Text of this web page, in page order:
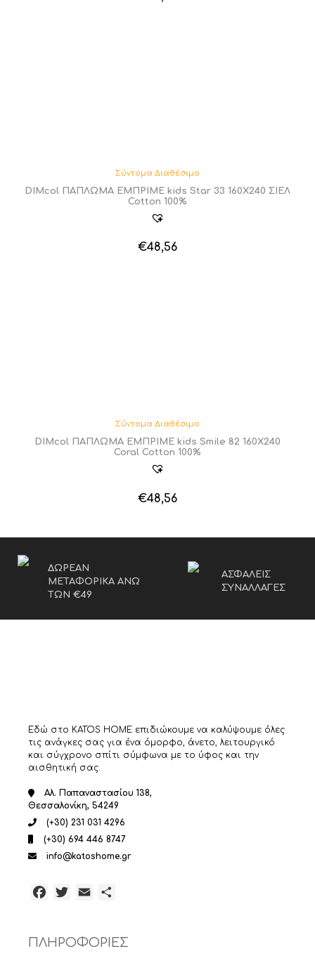
Σύντομα Διαθέσιμο
DIMcol ΠΑΠΛΩΜΑ ΕΜΠΡΙΜΕ kids Star 33 160Χ240 ΣΙΕΛ
Cotton 100%
€48,56
Σύντομα Διαθέσιμο
DIMcol ΠΑΠΛΩΜΑ ΕΜΠΡΙΜΕ kids Smile 82 160Χ240
Coral Cotton 100%
€48,56
ΔΩΡΕΑΝ
ΜΕΤΑΦΟΡΙΚΑ ΑΝΩ
ΤΩΝ €49
ΑΣΦΑΛΕΙΣ
ΣΥΝΑΛΛΑΓΕΣ
Εδώ στο KATOS HOME επιδιώκουμε να καλύψουμε όλες
τις ανάγκες σας για ένα όμορφο, άνετο, λειτουργικό
και σύγχρονο σπίτι σύμφωνα με το ύφος και την
αισθητική σας.
Αλ. Παπαναστασίου 138,
Θεσσαλονίκη, 54249
(+30) 231 031 4296
(+30) 694 446 8747
info@katoshome.gr
Facebook
TwitterEmail
ΠΛΗΡΟΦΟΡΙΕΣ